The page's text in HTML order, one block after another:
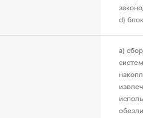
d)
a)